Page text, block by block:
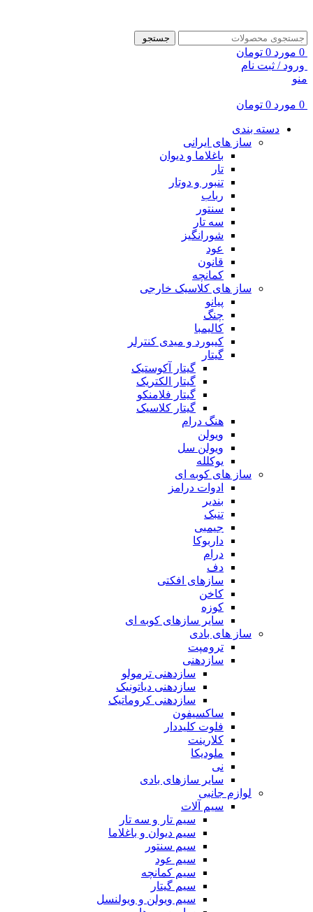
جستجو
0 مورد 0 تومان
ورود / ثبت نام
منو
0 مورد 0 تومان
دسته بندی
ساز های ایرانی
باغلاما و دیوان
تار
تنبور و دوتار
رباب
سنتور
سه تار
شورانگیز
عود
قانون
کمانچه
ساز های کلاسیک خارجی
پیانو
چنگ
کالیمبا
کیبورد و میدی کنترلر
گیتار
گیتار آکوستیک
گیتار الکتریک
گیتار فلامنکو
گیتار کلاسیک
هنگ درام
ویولن
ویولن سل
یوکلله
ساز های کوبه ای
ادوات درامز
بندیر
تنبک
جیمبی
داربوکا
درام
دف
سازهای افکتی
کاخن
کوزه
سایر سازهای کوبه ای
ساز های بادی
ترومپت
سازدهنی
سازدهنی ترمولو
سازدهنی دیاتونیک
سازدهنی کروماتیک
ساکسیفون
فلوت کلیددار
کلارینت
ملودیکا
نی
سایر سازهای بادی
لوازم جانبی
سیم آلات
سیم تار و سه تار
سیم دیوان و باغلاما
سیم سنتور
سیم عود
سیم کمانچه
سیم گیتار
سیم ویولن و ویولنسل